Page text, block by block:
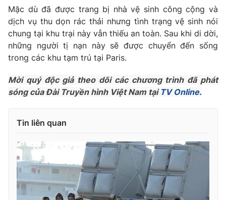
Thị trường
Góc doanh nghiệp
Truyền hình
Phim VTV
Hậu trường
Nhân vật
Giải sao mai
Giải trí
Âm nhạc
Đời sống
Làm đẹp
Chất lượng cuộc sống
Học trực tuyến
Công nghệ
Hitech Công nghệ tương lai
Sản phẩm
Giao lưu trực tuyến
Mặc dù đã được trang bị nhà vệ sinh công cộng và
dịch vụ thu dọn rác thải nhưng tình trạng vệ sinh nói
chung tại khu trại này vẫn thiếu an toàn. Sau khi di dời,
những người tị nạn này sẽ được chuyển đến sống
trong các khu tạm trú tại Paris.
Mời quý độc giả theo dõi các chương trình đã phát
sóng của Đài Truyền hình Việt Nam tạiTV Online.
Tin liên quan